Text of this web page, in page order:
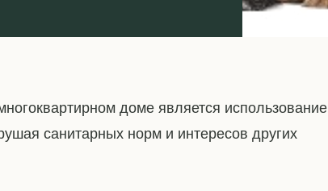
доме является использование
санитарных норм и интересов других